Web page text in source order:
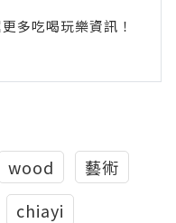
多吃喝玩樂資訊！
wood
藝術
chiayi